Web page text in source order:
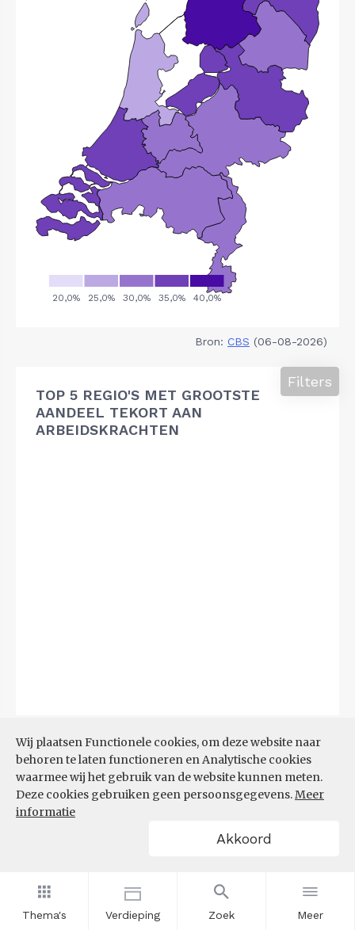
Thema's Verdieping Zoek Meer
Wij plaatsen Functionele cookies, om deze website naar
behoren te laten functioneren en Analytische cookies
waarmee wij het gebruik van de website kunnen meten.
Deze cookies gebruiken geen persoonsgegevens.Meer
informatie
Akkoord
Bron: CBS (06-08-2026)
TOP 5 REGIO'S MET GROOTSTE
AANDEEL TEKORT AAN
ARBEIDSKRACHTEN
Filters
TOP 10 REGIO'S MET KLEINSTE
AANDEEL TEKORT AAN
ARBEIDSKRACHTEN
Filters